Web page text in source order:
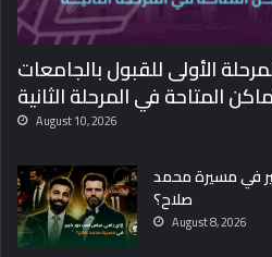
الأولى للقبول بالجامعات
المتاحة في المرحلة الثانية
August 10, 2026
في مسيرة محمد
صلاح؟
August 8, 2026